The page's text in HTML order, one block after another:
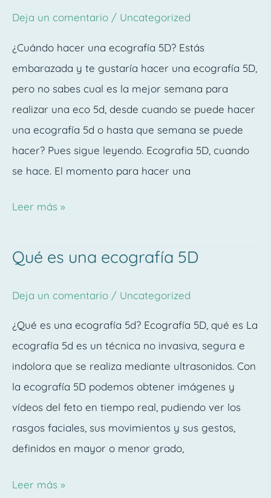
Deja un comentario / Uncategorized
¿Cuándo hacer una ecografía 5D? Estás
embarazada y te gustaría hacer una ecografía 5D,
pero no sabes cual es la mejor semana para
realizar una eco 5d, desde cuando se puede hacer
una ecografía 5d o hasta que semana se puede
hacer? Pues sigue leyendo. Ecografia 5D, cuando
se hace. El momento para hacer una
hace
Leer más »
Qué es una ecografía 5D
Deja un comentario / Uncategorized
¿Qué es una ecografía 5d? Ecografía 5D, qué es La
ecografía 5d es un técnica no invasiva, segura e
indolora que se realiza mediante ultrasonidos. Con
la ecografía 5D podemos obtener imágenes y
vídeos del feto en tiempo real, pudiendo ver los
rasgos faciales, sus movimientos y sus gestos,
definidos en mayor o menor grado,
Qué
una
Leer más »